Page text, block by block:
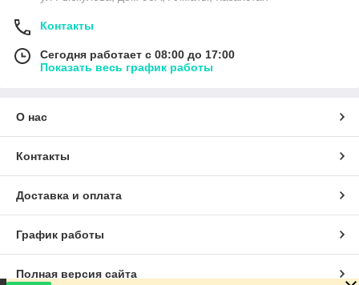
Контакты
Сегодня работает с 08:00 до 17:00
Показать весь график работы
О нас
Контакты
Доставка и оплата
График работы
Полная версия сайта